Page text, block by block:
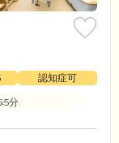
認知症可
5分